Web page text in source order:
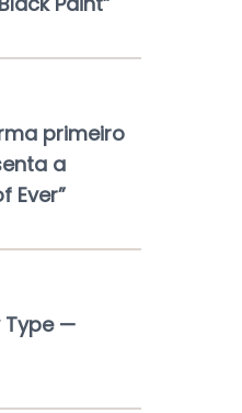
primeiro
a
Ever”
Type —